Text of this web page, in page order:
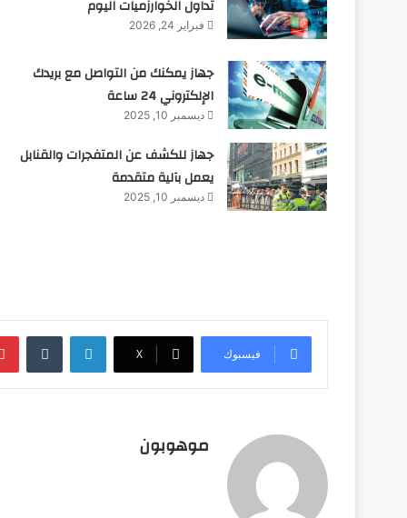
تداول الخوارزميات اليوم
فبراير 24, 2026
جهاز يمكنك من التواصل مع بريدك
الإلكتروني 24 ساعة
ديسمبر 10, 2025
جهاز للكشف عن المتفجرات والقنابل
يعمل بآلية متقدمة
ديسمبر 10, 2025
فيسبوك ‫X
لينكدإن
موهوبون